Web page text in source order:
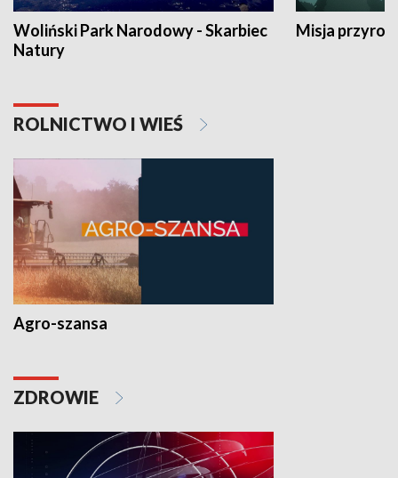
Woliński Park Narodowy - Skarbiec
Natury
Misja
ROLNICTWO I WIEŚ
Agro-szansa
ZDROWIE